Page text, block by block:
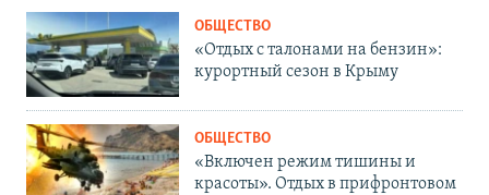
ОБЩЕСТВО
«Отдых с талонами на бензин»:
курортный сезон в Крыму
ОБЩЕСТВО
«Включен режим тишины и
красоты». Отдых в прифронтовом